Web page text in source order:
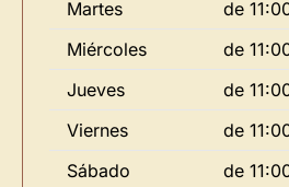
Martes
de
Miércoles
de
Jueves
de
Viernes
de
Sábado
de